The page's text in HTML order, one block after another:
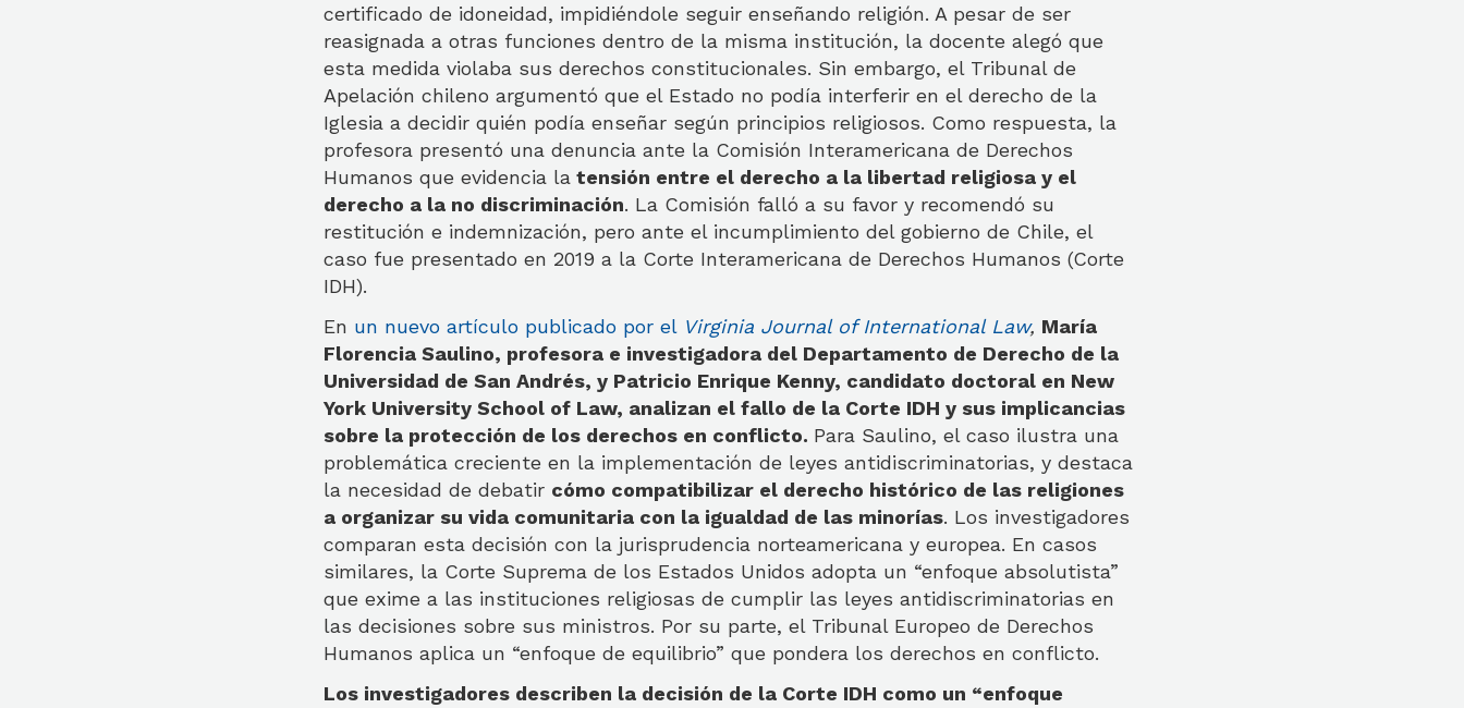
certificado de idoneidad, impidiéndole seguir enseñando religión. A pesar de ser
reasignada a otras funciones dentro de la misma institución, la docente alegó que
esta medida violaba sus derechos constitucionales. Sin embargo, el Tribunal de
Apelación chileno argumentó que el Estado no podía interferir en el derecho de la
Iglesia a decidir quién podía enseñar según principios religiosos. Como respuesta, la
profesora presentó una denuncia ante la Comisión Interamericana de Derechos
Humanos que evidencia la tensión entre el derecho a la libertad religiosa y el
derecho a la no discriminación. La Comisión falló a su favor y recomendó su
restitución e indemnización, pero ante el incumplimiento del gobierno de Chile, el
caso fue presentado en 2019 a la Corte Interamericana de Derechos Humanos (Corte
IDH).
En un nuevo artículo publicado por el Virginia Journal of International Law, María
Florencia Saulino, profesora e investigadora del Departamento de Derecho de la
Universidad de San Andrés, y Patricio Enrique Kenny, candidato doctoral en New
York University School of Law, analizan el fallo de la Corte IDH y sus implicancias
sobre la protección de los derechos en conflicto. Para Saulino, el caso ilustra una
problemática creciente en la implementación de leyes antidiscriminatorias, y destaca
la necesidad de debatir cómo compatibilizar el derecho histórico de las religiones
a organizar su vida comunitaria con la igualdad de las minorías. Los investigadores
comparan esta decisión con la jurisprudencia norteamericana y europea. En casos
similares, la Corte Suprema de los Estados Unidos adopta un “enfoque absolutista”
que exime a las instituciones religiosas de cumplir las leyes antidiscriminatorias en
las decisiones sobre sus ministros. Por su parte, el Tribunal Europeo de Derechos
Humanos aplica un “enfoque de equilibrio” que pondera los derechos en conflicto.
Los investigadores describen la decisión de la Corte IDH como un “enfoque